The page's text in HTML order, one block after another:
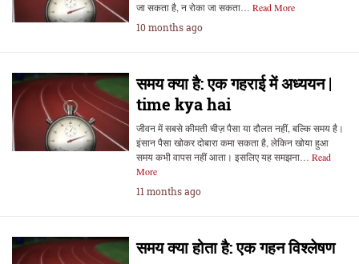
जा सकता है, न रोका जा सकता… Read More
10 months ago
समय क्या है: एक गहराई में अध्ययन |
time kya hai
जीवन में सबसे कीमती चीज़ पैसा या दौलत नहीं, बल्कि समय है।
इंसान पैसा खोकर दोबारा कमा सकता है, लेकिन खोया हुआ
समय कभी वापस नहीं आता। इसलिए यह समझना… Read
More
11 months ago
समय क्या होता है: एक गहन विश्लेषण